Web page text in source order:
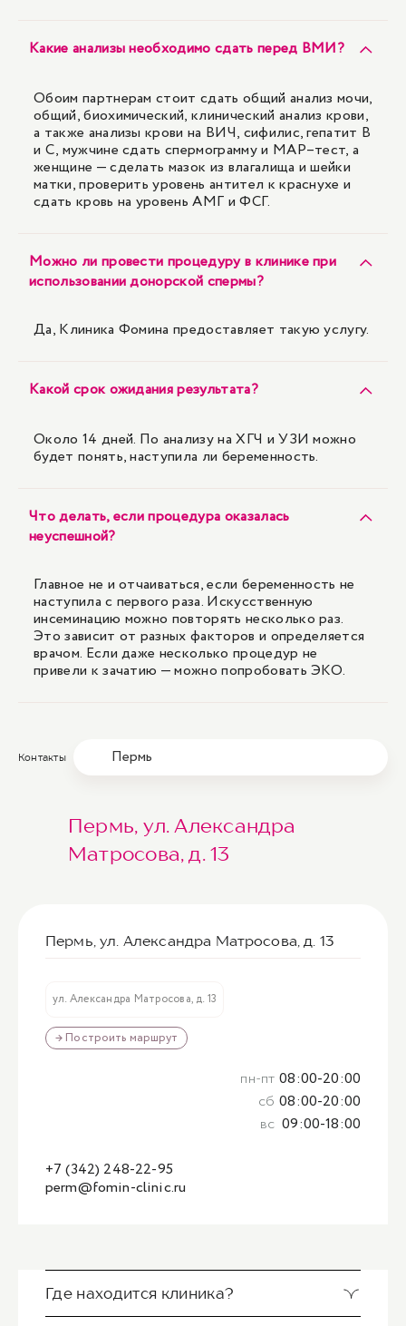
Какие анализы необходимо сдать перед ВМИ?
Обоим партнерам стоит сдать общий анализ мочи,
общий, биохимический, клинический анализ крови,
а также анализы крови на ВИЧ, сифилис, гепатит В
и С, мужчине сдать спермограмму и MAP–тест, а
женщине — сделать мазок из влагалища и шейки
матки, проверить уровень антител к краснухе и
сдать кровь на уровень АМГ и ФСГ.
Можно ли провести процедуру в клинике при
использовании донорской спермы?
Да, Клиника Фомина предоставляет такую услугу.
Какой срок ожидания результата?
Около 14 дней. По анализу на ХГЧ и УЗИ можно
будет понять, наступила ли беременность.
Что делать, если процедура оказалась
неуспешной?
Главное не и отчаиваться, если беременность не
наступила с первого раза. Искусственную
инсеминацию можно повторять несколько раз.
Это зависит от разных факторов и определяется
врачом. Если даже несколько процедур не
привели к зачатию — можно попробовать ЭКО.
Контакты Пермь
Пермь, ул. Александра
Матросова, д. 13
Пермь, ул. Александра Матросова, д. 13
ул. Александра Матросова, д. 13
→ Построить маршрут
perm@fomin-clinic.ru
+7 (342) 248-22-95
пн-пт 08:00-20:00
сб 08:00-20:00
вс 09:00-18:00
Где находится клиника?